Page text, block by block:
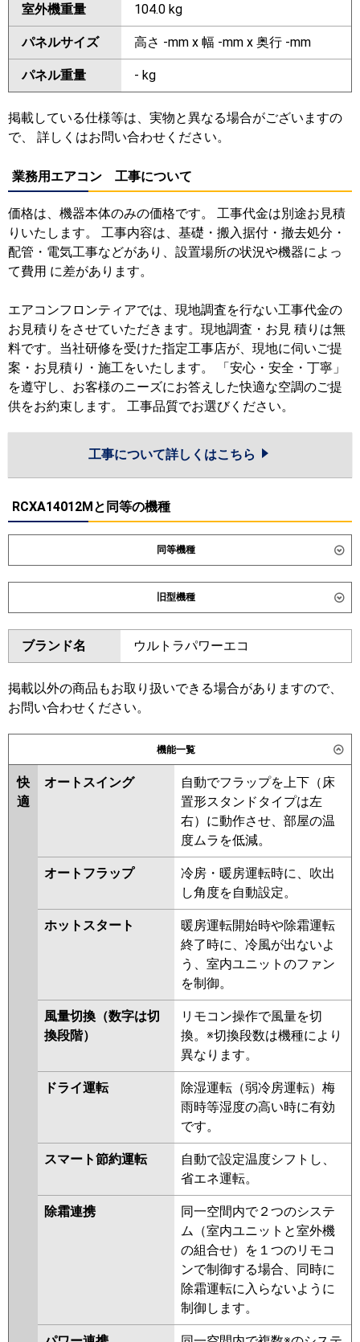
室外機重量 104.0 kg
パネルサイズ 高さ -mm x 幅 -mm x 奥行 -mm
パネル重量 - kg
掲載している仕様等は、実物と異なる場合がございますの
で、 詳しくはお問い合わせください。
業務用エアコン 工事について
価格は、機器本体のみの価格です。 工事代金は別途お見積
りいたします。 工事内容は、基礎・搬入据付・撤去処分・
配管・電気工事などがあり、設置場所の状況や機器によっ
て費用 に差があります。
エアコンフロンティアでは、現地調査を行ない工事代金の
お見積りをさせていただきます。現地調査・お見 積りは無
料です。当社研修を受けた指定工事店が、現地に伺いご提
案・お見積り・施工をいたします。 「安心・安全・丁寧」
を遵守し、お客様のニーズにお答えした快適な空調のご提
供をお約束します。 工事品質でお選びください。
工事について詳しくはこちら
RCXA14012Mと同等の機種
同等機種
ダイキン SSRH140DN SSRH140D
東芝 GPXA14013MUB GCXA14013MUB
GCXA14013XU
三菱電機 PCZ-DHRMP140KL6 PCZ-
DHRMP140K6 PCZ-ZRMP140K6
PCZ-ZRMP140KL6
日立 RPC-GP140RGH9
パナソニック PA-P140T7GNC PA-P140T7GNCX
PA-P140T7GC
旧型機種
ダイキン SSRH140C SSRH140CN
SSRT140BY SSRH140BY
SSRH140BYN SSRU140BY
SSRU140BYN SSRT140BJ
SSRH140BJ
SSRU140BJN
SSRT140BF SSRH140BF
SSRH140BFN SSRU140BF
SSRU140BFN SSRT140BC
SSRH140BC SSRH140BCN
SSRU140BC SSRU140BCN
東芝 RPXA14033MUB RCXA14043MUB
RPXA14033MU RCXA14043MU
RCXA14043XU RPXA14033M
RPXA14023M RCXA14033M
RCXA14033X RCXA14012X
PCZ-DHRMP140K5
DHRMP140KL5 PCZ-
ZRMP140KL5 PCZ-ZRMP140K5
PCZ-DHRMP140K4 PCZ-
DHRMP140KL4 PCZ-ZRMP140K4
PCZ-ZRMP140KL4 PCZ-
DHRMP140K3 PCZ-
DHRMP140KL3
PCZ-ZRMP140KL3
DHRMP140H2 PCZ-DHRMP140K2
PCZ-DHRMP140KL2
ZRMP140H2 PCZ-ZRMP140K2
PCZ-ZRMP140KL2 PCZ-
ZRMP140HZ PCZ-ZRMP140KZ
PCZ-ZRMP140KLZ PCZ-
ZRMP140HY PCZ-ZRMP140KY
PCZ-ZRMP140KLY PCZ-
ZRMP140HV PCZ-ZRMP140KV
PCZ-ZRMP140KLV
PCZ-
ブランド名 ウルトラパワーエコ
掲載以外の商品もお取り扱いできる場合がありますので、
お問い合わせください。
機能一覧
快
適
オートスイング
自動でフラップを上下（床
置形スタンドタイプは左
右）に動作させ、部屋の温
度ムラを低減。
オートフラップ
冷房・暖房運転時に、吹出
し角度を自動設定。
ホットスタート
暖房運転開始時や除霜運転
終了時に、冷風が出ないよ
う、室内ユニットのファン
を制御。
風量切換（数字は切
換段階）
リモコン操作で風量を切
換。※切換段数は機種により
異なります。
ドライ運転
除湿運転（弱冷房運転）梅
雨時等湿度の高い時に有効
です。
スマート節約運転
自動で設定温度シフトし、
省エネ運転。
除霜連携
同一空間内で２つのシステ
ム（室内ユニットと室外機
の組合せ）を１つのリモコ
ンで制御する場合、同時に
除霜運転に入らないように
制御します。